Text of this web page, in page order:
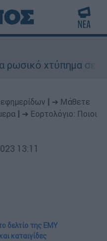
χτύπημα σε
➔ Μάθετε
➔ Εορτολόγιο: Ποιοι
13:11
δελτίο της ΕΜΥ
καταιγίδες